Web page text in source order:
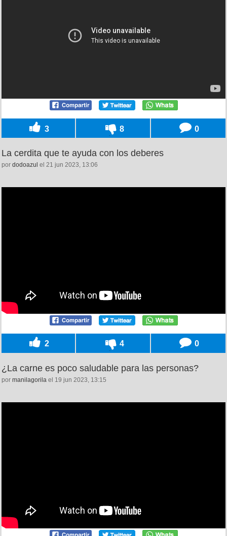
3 8 0
La cerdita que te ayuda con los deberes
por dodoazul el 21 jun 2023, 13:06
2 4 0
¿La carne es poco saludable para las personas?
por manilagorila el 19 jun 2023, 13:15